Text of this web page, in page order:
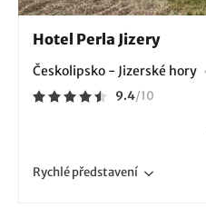
Hotel Perla Jizery
Českolipsko - Jizerské hory
9.4/10
Rychlépředstavení